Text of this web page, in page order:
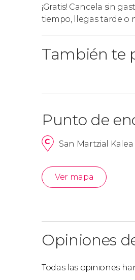
¡Gratis! Cancela sin
tiempo, llegas tarde o
También te
Punto de
San Martzial Kalea
Ver mapa
Opiniones
Todas las opiniones